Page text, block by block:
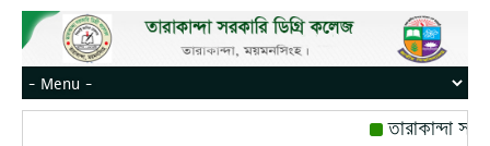
তারাকান্দা